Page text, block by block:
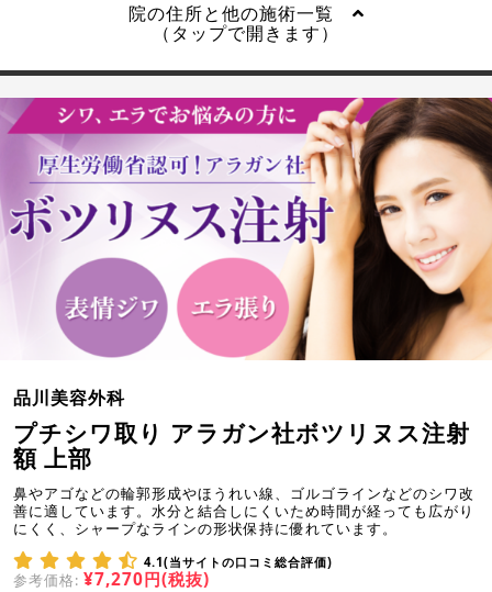
院の住所と他の施術一覧
（タップで開きます）
品川美容外科
プチシワ取り アラガン社ボツリヌス注射
額 上部
鼻やアゴなどの輪郭形成やほうれい線、ゴルゴラインなどのシワ改
善に適しています。水分と結合しにくいため時間が経っても広がり
にくく、シャープなラインの形状保持に優れています。
4.1(当サイトの口コミ総合評価)
参考価格: ¥7,270円(税抜)